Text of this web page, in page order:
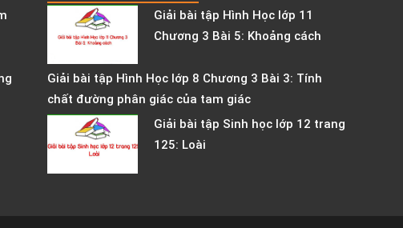
Giải bài tập Hình Học lớp 11
Chương 3 Bài 5: Khoảng cách
Giải bài tập Hình Học lớp 8 Chương 3 Bài 3: Tính
chất đường phân giác của tam giác
Giải bài tập Sinh học lớp 12 trang
125: Loài